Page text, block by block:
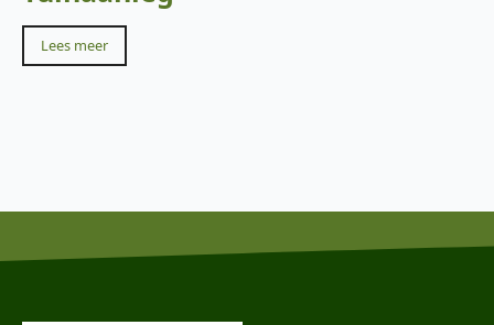
Lees meer